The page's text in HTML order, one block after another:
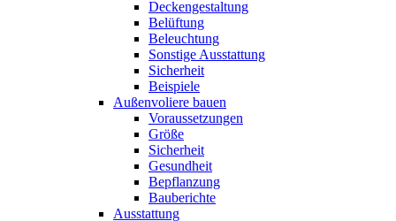
Deckengestaltung
Belüftung
Beleuchtung
Sonstige Ausstattung
Sicherheit
Beispiele
Außenvoliere bauen
Voraussetzungen
Größe
Sicherheit
Gesundheit
Bepflanzung
Bauberichte
Ausstattung